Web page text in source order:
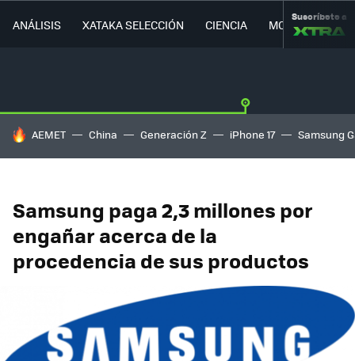
ANÁLISIS XATAKA SELECCIÓN CIENCIA MOVILIDAD
Suscríbete a
HOY SE HABLA DE
AEMET China Generación Z iPhone 17 Samsung
Samsung paga 2,3 millones por
engañar acerca de la
procedencia de sus productos